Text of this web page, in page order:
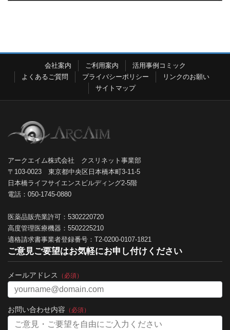
会社案内 ご利用案内
活用事例コミック
よくあるご質問
プライバシーポリシー
リンクのお願い
サイトマップ
アークエイム株式会社 クスリネット事業部
〒103-0023 東京都中央区日本橋本町3-11-5
日本橋ライフサイエンスビルディング2-5階
電話：050-1745-0880
医薬品販売業許可：5302220720
高度管理医療機器：5502225210
適格請求書事業者登録番号：T2-0200-0107-1821
ご意見ご要望はお気軽にお申し付けください
メールアドレス （必須）
お問い合わせ内容 （必須）